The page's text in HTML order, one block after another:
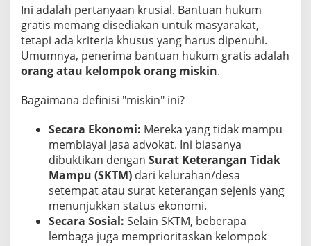
Ini adalah pertanyaan krusial. Bantuan hukum
gratis memang disediakan untuk masyarakat,
tetapi ada kriteria khusus yang harus dipenuhi.
Umumnya, penerima bantuan hukum gratis adalah
orang atau kelompok orang miskin.
Bagaimana definisi "miskin" ini?
Secara Ekonomi: Mereka yang tidak mampu
membiayai jasa advokat. Ini biasanya
dibuktikan dengan Surat Keterangan Tidak
Mampu (SKTM) dari kelurahan/desa
setempat atau surat keterangan sejenis yang
menunjukkan status ekonomi.
Secara Sosial: Selain SKTM, beberapa
lembaga juga memprioritaskan kelompok